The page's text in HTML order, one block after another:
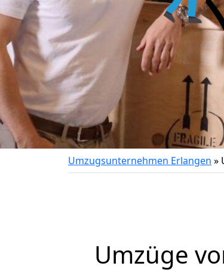
Umzugsunternehmen Erlangen »
Umzüge